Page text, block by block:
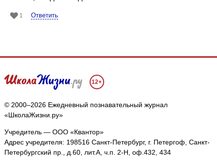
1 Ответить
12+
© 2000–2026 Ежедневный познавательный журнал
«ШколаЖизни.ру»
Учредитель — ООО «Квантор»
Адрес учредителя: 198516 Санкт-Петербург, г. Петергоф, Санкт-
Петербургский пр., д.60, лит.А, ч.п. 2-Н, оф.432, 434